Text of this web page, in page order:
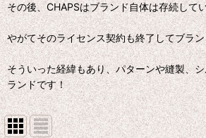
その後、CHAPSはブランド自体は存続して
やがてそのライセンス契約も終了してブラ
そういった経緯もあり、パターンや縫製、
ランドです！